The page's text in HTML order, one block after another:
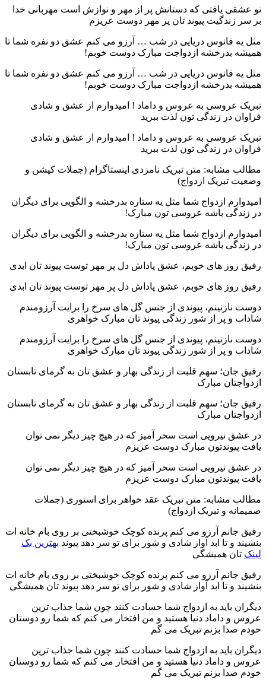
تو عشقی یافتی که دستانش پر از مهر و نوازش است مهربانی خدا
بر سر زندگیت پیوند تان پر مهر دوست عزیزم
مثل یه فانوس دریایی در شب … آرزو می کنم عشق دو نفره شما تا
همیشه بدرخشه ازدواجت مبارک دوست خوبم!
مثل یه فانوس دریایی در شب … آرزو می کنم عشق دو نفره شما تا
همیشه بدرخشه ازدواجت مبارک دوست خوبم!
تبریک عروسی به عروس و داماد ! امیدوارم از عشق و شادی
فراوان در زندگی تون لذت ببرید
تبریک عروسی به عروس و داماد ! امیدوارم از عشق و شادی
فراوان در زندگی تون لذت ببرید
مطالب مشابه: متن تبریک نامزدی اینستاگرام (جملات کپشن و
وضعیت تبریک ازدواج)
امیدوارم ازدواج شما مثل یه ستاره بدرخشه و الگویی برای دیگران
در زندگی باشه عروسی تون مبارک!
امیدوارم ازدواج شما مثل یه ستاره بدرخشه و الگویی برای دیگران
در زندگی باشه عروسی تون مبارک!
رفیق روز های خوبم، عشق پاداش دل پر مهر توست پیوند تان ابدی
رفیق روز های خوبم، عشق پاداش دل پر مهر توست پیوند تان ابدی
دوست نازنینم، پیوندی از جنس گل های سرخ را برایت آرزومندم
شاداب و پر از شور زندگی پیوند تان مبارک خواهری
دوست نازنینم، پیوندی از جنس گل های سرخ را برایت آرزومندم
شاداب و پر از شور زندگی پیوند تان مبارک خواهری
رفیق جان؛ سهم قلبت از زندگی بهار و عشق تان به گرمای تابستان
ازدواجتان مبارک
رفیق جان؛ سهم قلبت از زندگی بهار و عشق تان به گرمای تابستان
ازدواجتان مبارک
در عشق نیرویی است سحر آمیز که در هیچ چیز دیگر نمی توان
یافت پیوندتون مبارک دوست عزیزم
در عشق نیرویی است سحر آمیز که در هیچ چیز دیگر نمی توان
یافت پیوندتون مبارک دوست عزیزم
مطالب مشابه: متن تبریک عقد خواهر برای استوری (جملات
صمیمانه و تبریک ازدواج)
رفیق جانم آرزو می کنم پرنده کوچک خوشبختی بر روی بام خانه ات
بنشیند و تا ابد آواز شادی و شور برای تو سر دهد پیوند بهترین بک
لینک تان همیشگی
رفیق جانم آرزو می کنم پرنده کوچک خوشبختی بر روی بام خانه ات
بنشیند و تا ابد آواز شادی و شور برای تو سر دهد پیوند تان همیشگی
دیگران باید به ازدواج شما حسادت کنند چون شما جذاب ترین
عروس و داماد دنیا هستید و من افتخار می کنم که شما رو دوستان
خودم صدا بزنم تبریک می گم
دیگران باید به ازدواج شما حسادت کنند چون شما جذاب ترین
عروس و داماد دنیا هستید و من افتخار می کنم که شما رو دوستان
خودم صدا بزنم تبریک می گم